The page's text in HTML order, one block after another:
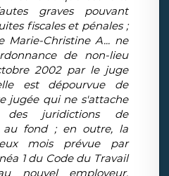
graves pouvant
fiscales et pénales ;
Marie-Christine A... ne
de non-lieu
2002 par le juge
est dépourvue de
jugée qui ne s'attache
des juridictions de
au fond ; en outre, la
mois prévue par
1 du Code du Travail
nouvel employeur,